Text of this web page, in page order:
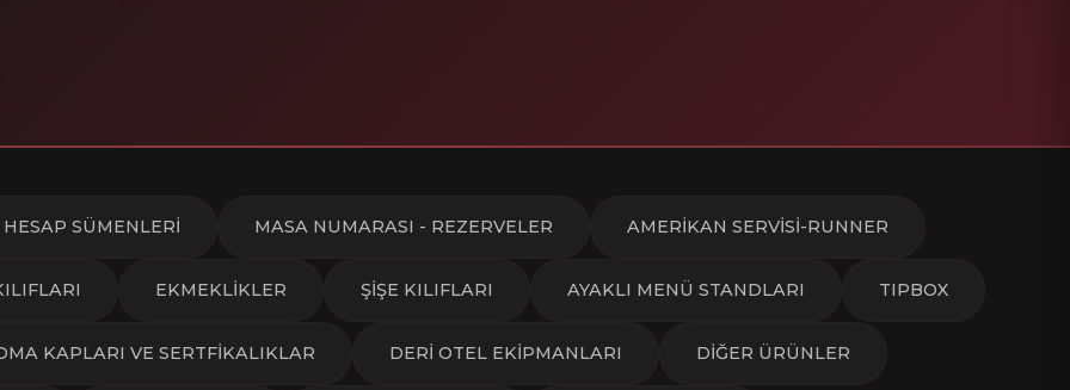
HESAP SÜMENLERİ MASA NUMARASI - REZERVELER AMERİKAN SERVİSİ-RUNNER
EKMEKLİKLER ŞİŞE KILIFLARI AYAKLI MENÜ STANDLARI TIPBOX
KAPLARI VE SERTFİKALIKLAR DERİ OTEL EKİPMANLARI DİĞER ÜRÜNLER